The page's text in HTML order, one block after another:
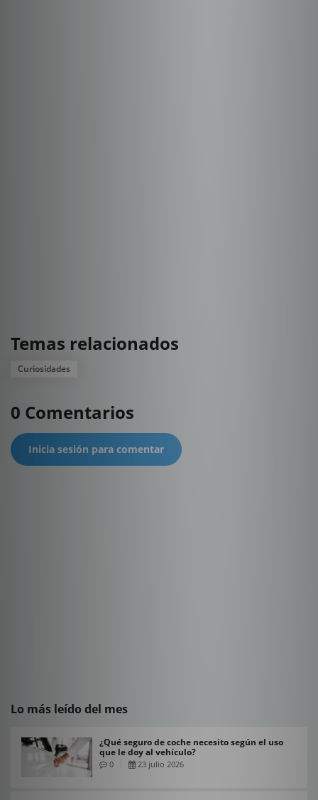
Temas relacionados
Curiosidades
0 Comentarios
Inicia sesión para comentar
Lo más leído del mes
¿Qué seguro de coche necesito según el uso
que le doy al vehículo?
0 23 julio 2026